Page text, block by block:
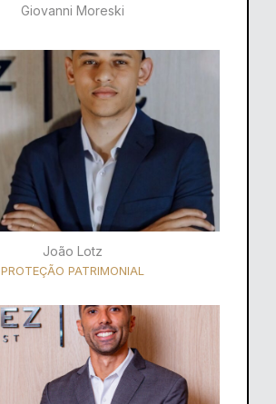
Giovanni Moreski
João Lotz
PROTEÇÃO PATRIMONIAL